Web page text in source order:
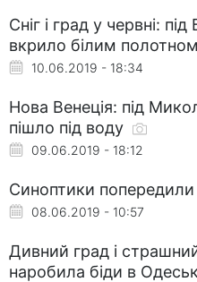
Сніг і град у червні:
вкрило білим полотном
10.06.2019 - 18:34
Нова Венеція: під
пішло під воду
09.06.2019 - 18:12
Синоптики
08.06.2019 - 10:57
Дивний град і
наробила біди в